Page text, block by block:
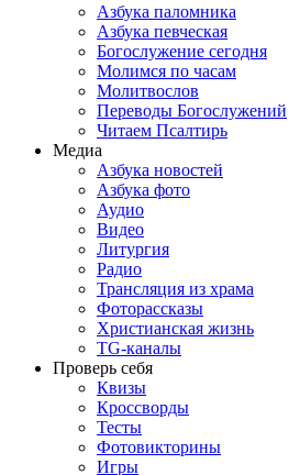
Азбука паломника
Азбука певческая
Богослужение сегодня
Молимся по часам
Молитвослов
Переводы Богослужений
Читаем Псалтирь
Медиа
Азбука новостей
Азбука фото
Аудио
Видео
Литургия
Радио
Трансляция из храма
Фоторассказы
Христианская жизнь
TG-каналы
Проверь себя
Квизы
Кроссворды
Тесты
Фотовикторины
Игры